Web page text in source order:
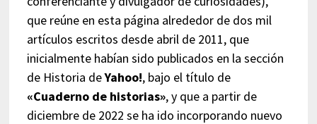
que reúne en esta página alrededor de dos mil
artículos escritos desde abril de 2011, que
inicialmente habían sido publicados en la sección
de Historia deYahoo!, bajo el título de
«Cuaderno de historias», y que a partir de
diciembre de 2022 se ha ido incorporando nuevo